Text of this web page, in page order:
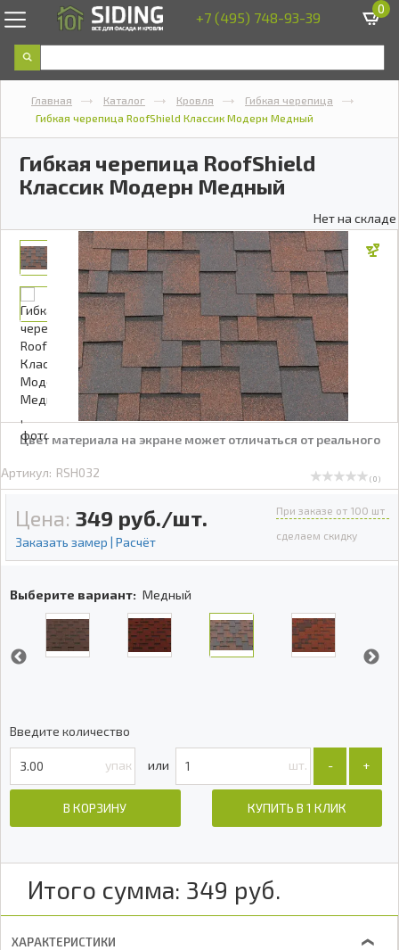
+7 (495) 748-93-39 0
Главная Каталог Кровля
Гибкая черепица
Гибкая черепица RoofShield Классик Модерн Медный
Гибкая черепица RoofShield
Классик Модерн Медный
Нет на складе
Цвет материала на экране может отличаться от реального
Артикул: RSH032 ( 0 )
Цена: 349 руб./шт.
Заказать замер | Расчёт
При заказе от 100 шт
сделаем скидку
Выберите вариант: Медный
Введите количество
упак шт. +
-
В КОРЗИНУ КУПИТЬ В 1 КЛИК
Итого сумма: 349 руб.
ХАРАКТЕРИСТИКИ ❯